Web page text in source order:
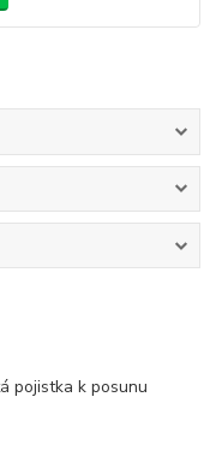
pojistka k posunu